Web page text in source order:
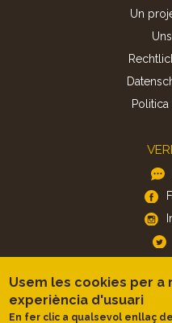
Un
Usem les cookies per a
experiència d'usuari
En fer clic a qualsevol enllaç